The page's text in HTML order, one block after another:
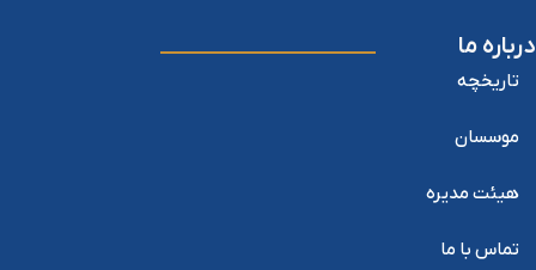
درباره ما
تاریخچه
موسسان
هیئت مدیره
تماس با ما